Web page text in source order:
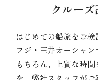
クルー
はじめての船旅をご
フジ・三井オーシャ
もちろん、上質な時
を、弊社スタッフがご